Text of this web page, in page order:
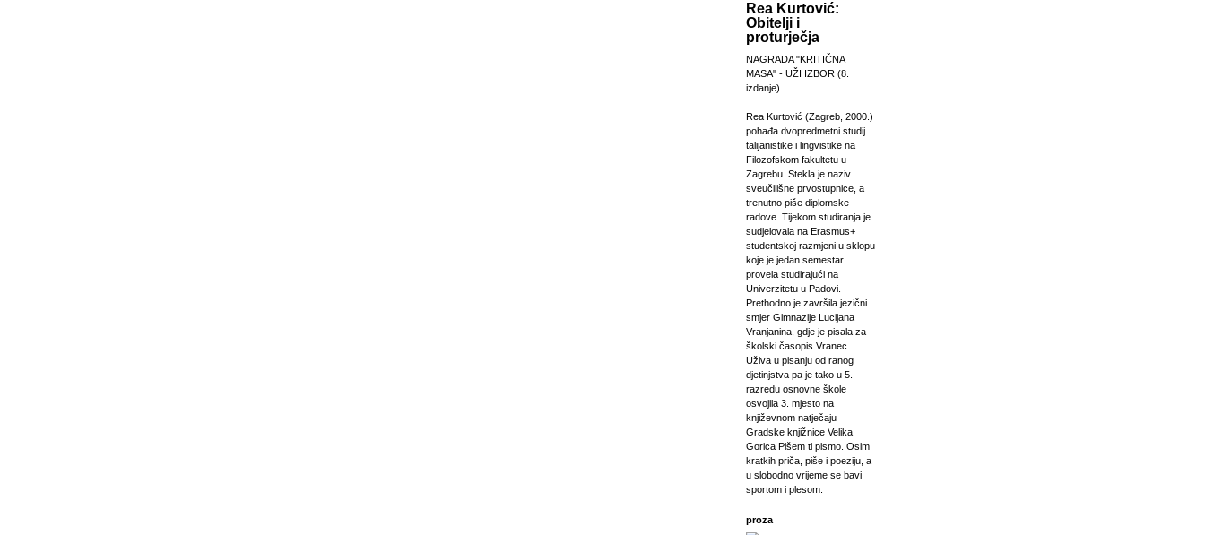
Rea Kurtović:
Obitelji i
proturječja
NAGRADA "KRITIČNA
MASA" - UŽI IZBOR (8.
izdanje)
Rea Kurtović (Zagreb, 2000.)
pohađa dvopredmetni studij
talijanistike i lingvistike na
Filozofskom fakultetu u
Zagrebu. Stekla je naziv
sveučilišne prvostupnice, a
trenutno piše diplomske
radove. Tijekom studiranja je
sudjelovala na Erasmus+
studentskoj razmjeni u sklopu
koje je jedan semestar
provela studirajući na
Univerzitetu u Padovi.
Prethodno je završila jezični
smjer Gimnazije Lucijana
Vranjanina, gdje je pisala za
školski časopis Vranec.
Uživa u pisanju od ranog
djetinjstva pa je tako u 5.
razredu osnovne škole
osvojila 3. mjesto na
književnom natječaju
Gradske knjižnice Velika
Gorica Pišem ti pismo. Osim
kratkih priča, piše i poeziju, a
u slobodno vrijeme se bavi
sportom i plesom.
proza